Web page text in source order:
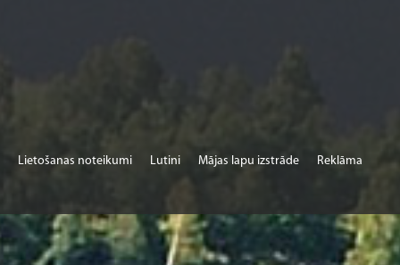
Lietošanas noteikumi Lutini Mājas lapu izstrāde Reklāma